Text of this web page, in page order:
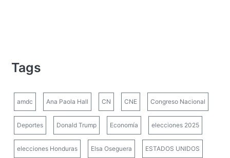
Tags
amdc Ana Paola Hall CN CNE Congreso Nacional
Deportes Donald Trump Economía elecciones 2025
elecciones Honduras Elsa Oseguera ESTADOS UNIDOS